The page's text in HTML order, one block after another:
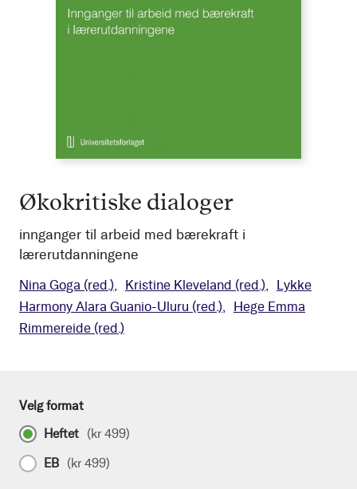
Økokritiske dialoger
innganger til arbeid med bærekraft i
lærerutdanningene
Nina Goga (red.) Kristine Kleveland (red.)
Lykke
Harmony Alara Guanio-Uluru (red.)
Hege Emma
Rimmereide (red.)
Velg format
Heftet (kr 499)
EB (kr 499)